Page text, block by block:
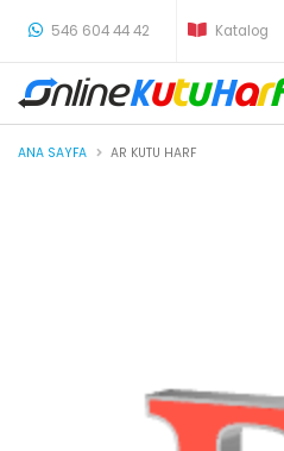
546 604 44 42 Katalog
ANA SAYFA AR KUTU HARF